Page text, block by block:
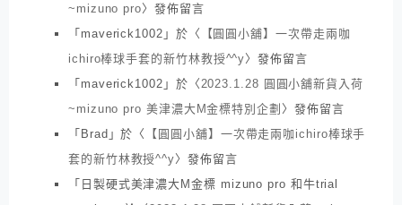
~mizuno pro〉發佈留言
「maverick1002 」於〈
【圓圓小舖】一次帶走兩咖
ichiro棒球手套的新竹林教授^^y〉發佈留言
「maverick1002 」於〈 2023.1.28 圓圓小舖新貨入荷
~mizuno pro 美津濃大M金標特別企劃 〉發佈留言
「Brad 」於〈
【圓圓小舖】一次帶走兩咖ichiro棒球手
套的新竹林教授^^y〉發佈留言
「 日製硬式美津濃大M金標 mizuno pro 和牛trial